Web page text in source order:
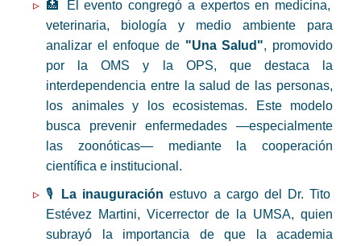
🏥 El evento congregó a expertos en medicina,
veterinaria, biología y medio ambiente para
analizar el enfoque de "Una Salud", promovido
por la OMS y la OPS, que destaca la
interdependencia entre la salud de las personas,
los animales y los ecosistemas. Este modelo
busca prevenir enfermedades —especialmente
las zoonóticas— mediante la cooperación
científica e institucional.
🎙️ La inauguración estuvo a cargo del Dr. Tito
Estévez Martini, Vicerrector de la UMSA, quien
subrayó la importancia de que la academia